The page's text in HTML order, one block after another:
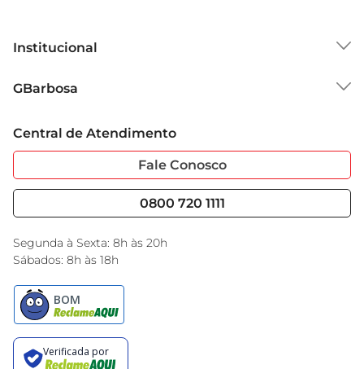
Institucional
Grupo Cencosud
Sobre Privacidade
Portal do Fornecedo
Nossas Lojas
GBarbosa
Garantia Estendida
Serviços
Black Friday
Encarte do Dia
Central de Atendimento
Fale Conosco
0800 720 1111
Segunda à Sexta: 8h às 20h
Sábados: 8h às 18h